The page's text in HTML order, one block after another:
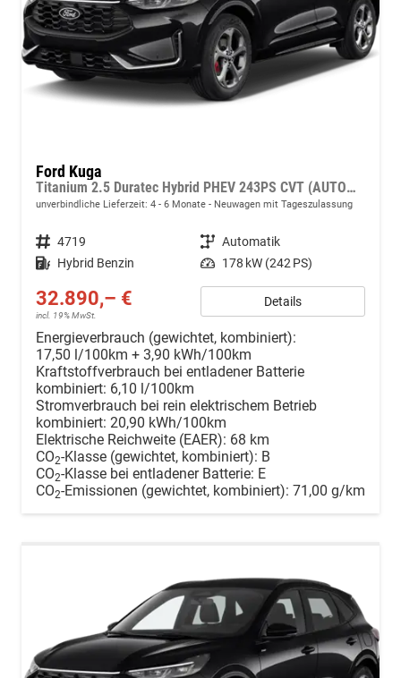
Ford Kuga
Titanium 2.5 Duratec Hybrid PHEV 243PS CVT (AUTOMATIK), 5 Jahre Garantie, 17" Alu, Navigation 13"-Display, Parksensoren vorne/hinten, Rückfahrkamera, Climatronic, Privacy-Glas, Key-Free-System, Tempomat, LED-Scheinwerfer
unverbindliche Lieferzeit: 4 - 6 Monate Neuwagen mit Tageszulassung
Fahrzeugnr. 4719 Getriebe Automatik
Kraftstoff Hybrid Benzin Leistung 178 kW (242 PS)
32.890,– €
incl. 19% MwSt.
Details
Energieverbrauch (gewichtet, kombiniert):
17,50 l/100km + 3,90 kWh/100km
Kraftstoffverbrauch bei entladener Batterie
kombiniert: 6,10 l/100km
Stromverbrauch bei rein elektrischem Betrieb
kombiniert: 20,90 kWh/100km
Elektrische Reichweite (EAER): 68 km
CO2-Klasse (gewichtet, kombiniert): B
CO2-Klasse bei entladener Batterie: E
CO2-Emissionen (gewichtet, kombiniert): 71,00 g/km